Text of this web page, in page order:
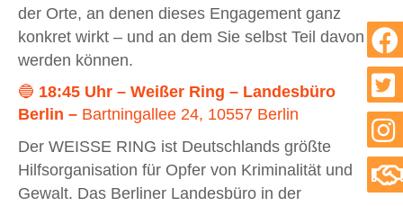
der Orte, an denen dieses Engagement ganz
konkret wirkt – und an dem Sie selbst Teil davon
werden können.
🔵 18:45 Uhr – Weißer Ring – Landesbüro
Berlin – Bartningallee 24, 10557 Berlin
Der WEISSE RING ist Deutschlands größte
Hilfsorganisation für Opfer von Kriminalität und
Gewalt. Das Berliner Landesbüro in der